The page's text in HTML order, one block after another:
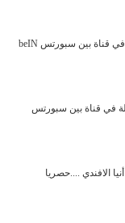
تعرف على جنسيات 7 أجمل مذيعات في قناة بين سبورتس beIN
في قناة بين سبورتس
الافندي ....حصريا